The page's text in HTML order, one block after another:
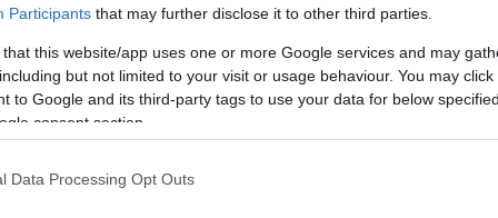
Participants that may further disclose it to other third parties.
that this website/app uses one or more Google services and may
but not limited to your visit or usage behaviour. You may
to Google and its third-party tags to use your data for below
consent section.
Data Processing Opt Outs
సభ్యుడు. ఈ సమూహంలో బ్రోకలీ మరియు కాలీఫ్లవర్
ప్రయోజనాలను అందించే శక్తివంతమైన సమ్మేళనాలు. ఎర్ర క్యాబేజీ
ఆకుపచ్చ క్యాబేజీకి భిన్నంగా ఉంటుంది. దీని వల్ల చాలా
ఉంటాయి కానీ పోషకాలు ఎక్కువగా ఉంటాయి.
వల్ల రుచి మరియు పోషకాలు రెండూ పెరుగుతాయి. మీరు దీన్ని
ఆరోగ్యకరమైన ఆహారానికి గొప్ప అదనంగా ఉంటుంది.